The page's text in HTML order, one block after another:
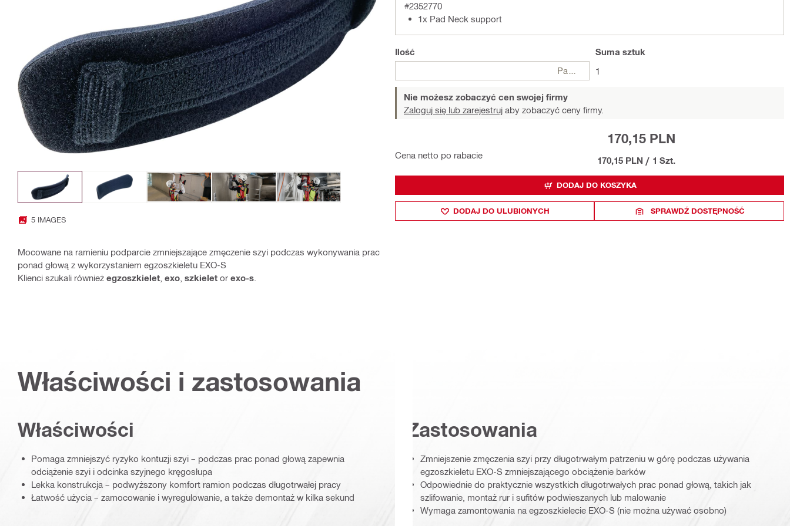
5 IMAGES
Mocowane na ramieniu podparcie zmniejszające zmęczenie szyi podczas wykonywania prac
ponad głową z wykorzystaniem egzoszkieletu EXO-S
Klienci szukali również egzoszkielet exo szkielet or exo-s
#2352770
1x Pad Neck support
Ilość
Suma sztuk
1
Nie możesz zobaczyć cen swojej firmy
Zaloguj się lub zarejestruj aby zobaczyć ceny firmy.
Cena netto po rabacie
170,15 PLN
170,15 PLN / 1 Szt.
DODAJ DO KOSZYKA
DODAJ DO ULUBIONYCH SPRAWDŹ DOSTĘPNOŚĆ
Właściwości i zastosowania
Właściwości
Pomaga zmniejszyć ryzyko kontuzji szyi – podczas prac ponad głową zapewnia
odciążenie szyi i odcinka szyjnego kręgosłupa
Lekka konstrukcja – podwyższony komfort ramion podczas długotrwałej pracy
Łatwość użycia – zamocowanie i wyregulowanie, a także demontaż w kilka sekund
Zastosowania
Zmniejszenie zmęczenia szyi przy długotrwałym patrzeniu w górę podczas używania
egzoszkieletu EXO-S zmniejszającego obciążenie barków
Odpowiednie do praktycznie wszystkich długotrwałych prac ponad głową, takich jak
szlifowanie, montaż rur i sufitów podwieszanych lub malowanie
Wymaga zamontowania na egzoszkielecie EXO-S (nie można używać osobno)